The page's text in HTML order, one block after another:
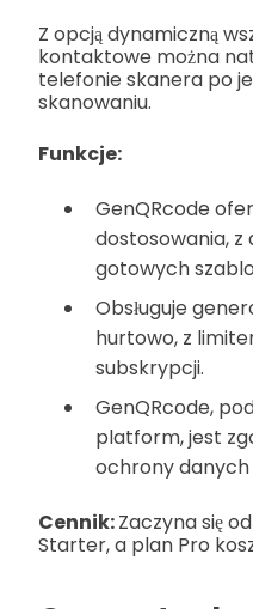
Z opcją dynamiczną
kontaktowe można
telefonie skanera po
skanowaniu.
Funkcje:
GenQRcode
dostosowania, z
gotowych
Obsługuje
hurtowo, z
subskrypcji.
GenQRcode,
platform, jest
ochrony
Cennik:Zaczyna się
Starter, a plan Pro